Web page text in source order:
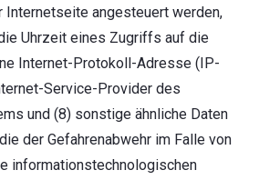
Internetseite angesteuert werden,
Uhrzeit eines Zugriffs auf die
Internet-Protokoll-Adresse (IP-
Service-Provider des
und (8) sonstige ähnliche Daten
der Gefahrenabwehr im Falle von
informationstechnologischen